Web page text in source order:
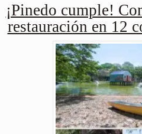
¡Pinedo cumple!
restauración en 12